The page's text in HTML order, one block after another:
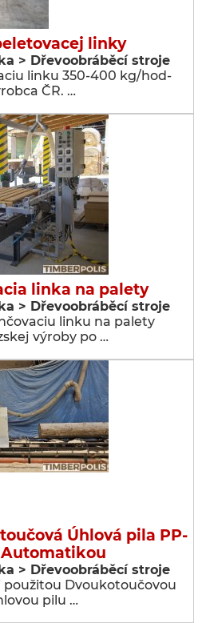
linky
> Dřevoobráběcí stroje
linku 350-400 kg/hod-
ČR. …
linka na palety
> Dřevoobráběcí stroje
linku na palety
výroby po …
Úhlová pila PP-
Automatikou
> Dřevoobráběcí stroje
Dvoukotoučovou
pilu …